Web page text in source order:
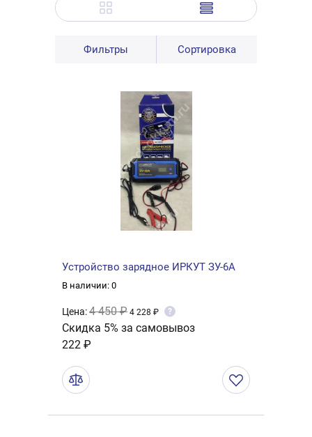
Фильтры Сортировка
Устройство зарядное ИРКУТ ЗУ-6А
В наличии: 0
Цена:4 450 ₽ 4 228 ₽ ?
Скидка 5% за самовывоз
222 ₽